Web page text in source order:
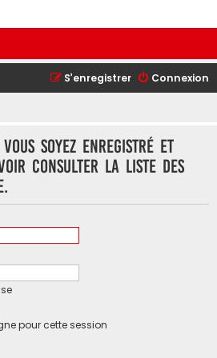
Connexion
S’enregistrer
soyez enregistré et
consulter la liste des
pour cette session